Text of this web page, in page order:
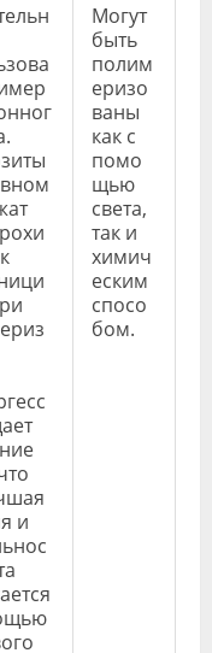
и
Могут
быть
полим
еризо
ваны
как с
помо
щью
света,
так и
химич
еским
спосо
бом.